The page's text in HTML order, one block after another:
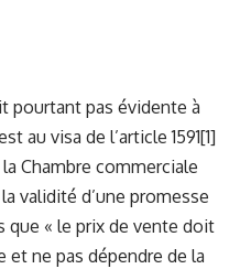
pourtant pas évidente à
au visa de l’article 1591[1]
Chambre commerciale
validité d’une promesse
que « le prix de vente doit
et ne pas dépendre de la